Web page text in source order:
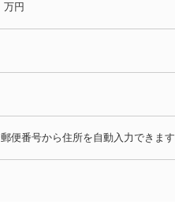
万円
郵便番号から住所を自動入力できます